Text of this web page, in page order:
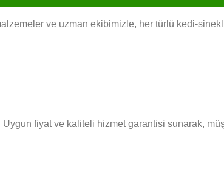
ve uzman ekibimizle, her türlü kedi-
fiyat ve kaliteli hizmet garantisi sunarak,